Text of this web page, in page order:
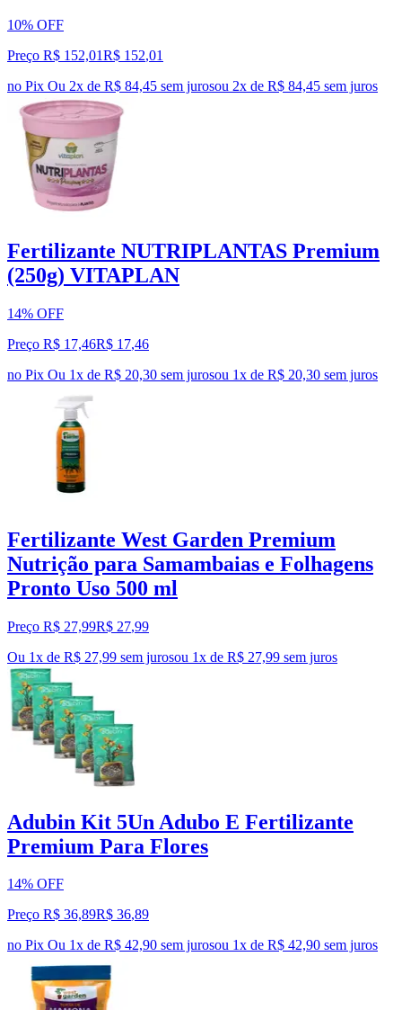
10% OFF
Preço R$ 152,01R$ 152,01
no Pix Ou 2x de R$ 84,45 sem jurosou 2x de R$ 84,45 sem juros
Fertilizante NUTRIPLANTAS Premium
(250g) VITAPLAN
14% OFF
Preço R$ 17,46R$ 17,46
no Pix Ou 1x de R$ 20,30 sem jurosou 1x de R$ 20,30 sem juros
Fertilizante West Garden Premium
Nutrição para Samambaias e Folhagens
Pronto Uso 500 ml
Preço R$ 27,99R$ 27,99
Ou 1x de R$ 27,99 sem jurosou 1x de R$ 27,99 sem juros
Adubin Kit 5Un Adubo E Fertilizante
Premium Para Flores
14% OFF
Preço R$ 36,89R$ 36,89
no Pix Ou 1x de R$ 42,90 sem jurosou 1x de R$ 42,90 sem juros